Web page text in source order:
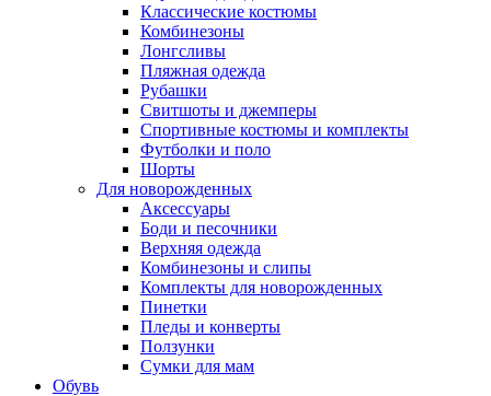
Классические костюмы
Комбинезоны
Лонгсливы
Пляжная одежда
Рубашки
Свитшоты и джемперы
Спортивные костюмы и комплекты
Футболки и поло
Шорты
Для новорожденных
Аксессуары
Боди и песочники
Верхняя одежда
Комбинезоны и слипы
Комплекты для новорожденных
Пинетки
Пледы и конверты
Ползунки
Сумки для мам
Обувь